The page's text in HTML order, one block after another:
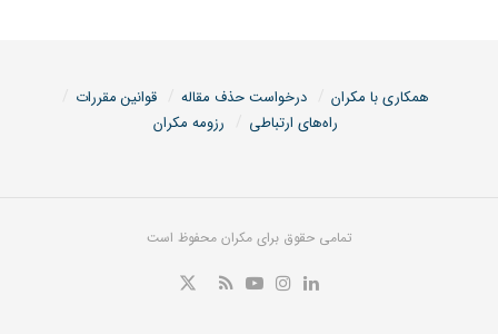
همکاری با مکران درخواست حذف مقاله
قوانین مقررات
راه‌های ارتباطی
رزومه مکران
تمامی حقوق برای مکران محفوظ است